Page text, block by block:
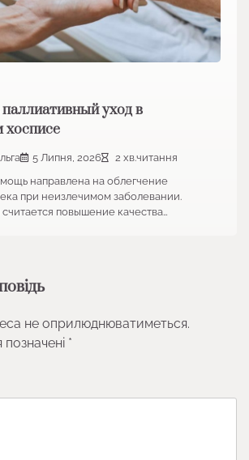
уход в
хосписе
5 Липня, 2026
2 хв.читання
направлена на облегчение
при неизлечимом заболевании.
повышение качества…
не оприлюднюватиметься.
позначені *